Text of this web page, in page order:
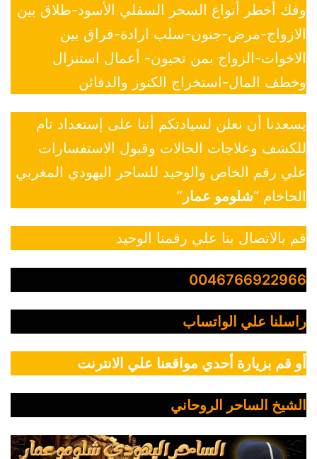
وفك أخطر أنواع السحر السفلي الأسود-طلاق بين
الازواج-مرض-جنون-سلب ارادة-فراق بين
الاخوات-الزواج بمن تحبون- أعمال استنزال
وخطف المال-استخراج الكنوز والدفائن
يسعدنا أن نعلن لسيادتكم أننا على إستعداد تام
للكشف وعلاجات الحالات وقبول الاستفسارات
علي رقم الخاص والوحيد للساحر اليهودي المغربي
الحاخام “شلومو عمار ”
قم بالاتصال بنا علي رقمنا الوحيد
0046766922966
راسلنا علي الواتساب
أو قم بزيارة أحدي مواقعنا علي الانترنت
الشيخ الساحر الروحاني